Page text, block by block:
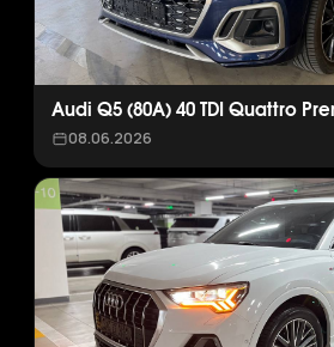
Audi Q5 (80A) 40 TDI Quattro
08.06.2026